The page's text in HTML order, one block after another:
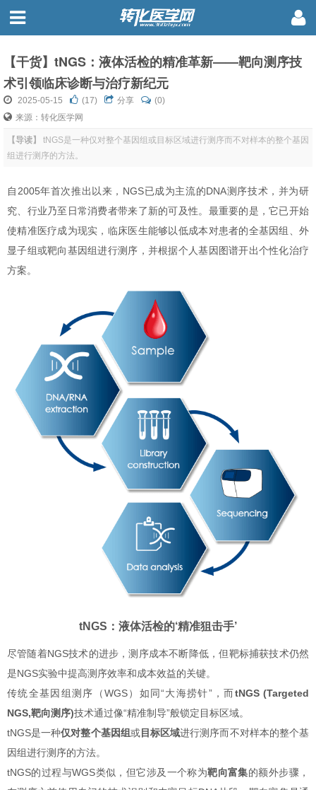
【干货】tNGS：液体活检的精准革新——靶向测序技
术引领临床诊断与治疗新纪元
2025-05-15 (17) 分享
(0)
来源：转化医学网
【导读】
tNGS是一种仅对整个基因组或目标区域进行测序而不对样本的整个基因
组进行测序的方法。
自2005年首次推出以来，NGS已成为主流的DNA测序技术，并为研
究、行业乃至日常消费者带来了新的可及性。最重要的是，它已开始
使精准医疗成为现实，临床医生能够以低成本对患者的全基因组、外
显子组或靶向基因组进行测序，并根据个人基因图谱开出个性化治疗
方案。
tNGS：液体活检的‘精准狙击手’
尽管随着NGS技术的进步，测序成本不断降低，但靶标捕获技术仍然
是NGS实验中提高测序效率和成本效益的关键。
传统全基因组测序（WGS）如同“大海捞针”，而tNGS (Targeted
NGS,靶向测序)技术通过像“精准制导”般锁定目标区域。
tNGS是一种仅对整个基因组或目标区域进行测序而不对样本的整个基
因组进行测序的方法。
tNGS的过程与WGS类似，但它涉及一个称为靶向富集的额外步骤，